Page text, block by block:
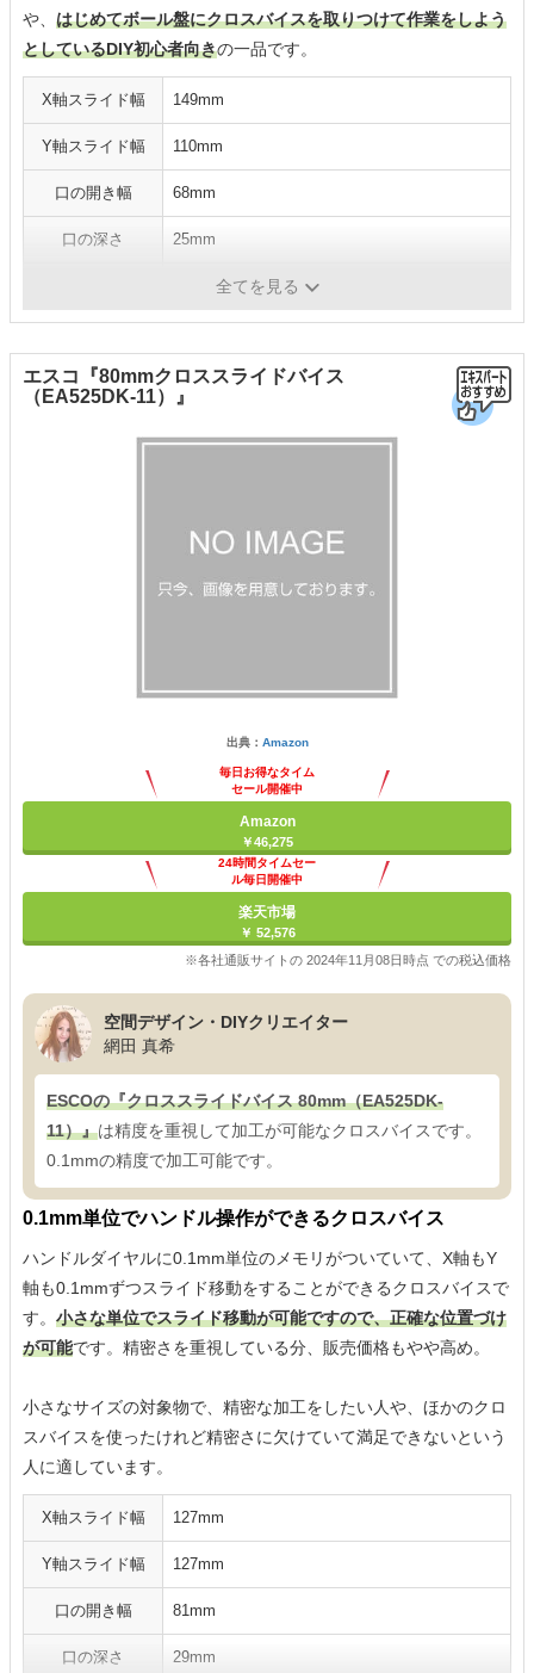
や、 はじめてボール盤にクロスバイスを取りつけて作業をしよう
としているDIY初心者向きの一品です。
X軸スライド幅 149mm
Y軸スライド幅 110mm
口の開き幅 68mm
口の深さ 25mm
全てを見る
エスコ『80mmクロススライドバイス
（EA525DK-11）』
出典： Amazon
毎日お得なタイム
セール開催中
Amazon
￥46,275
24時間タイムセー
ル毎日開催中
楽天市場
￥ 52,576
※各社通販サイトの 2024年11月08日時点 での税込価格
空間デザイン・DIYクリエイター
網田 真希
ESCOの『クロススライドバイス 80mm（EA525DK-
11）』は精度を重視して加工が可能なクロスバイスです。
0.1mmの精度で加工可能です。
0.1mm単位でハンドル操作ができるクロスバイス
ハンドルダイヤルに0.1mm単位のメモリがついていて、X軸もY
軸も0.1mmずつスライド移動をすることができるクロスバイスで
す。 小さな単位でスライド移動が可能ですので、正確な位置づけ
が可能です。精密さを重視している分、販売価格もやや高め。
小さなサイズの対象物で、精密な加工をしたい人や、ほかのクロ
スバイスを使ったけれど精密さに欠けていて満足できないという
人に適しています。
X軸スライド幅 127mm
Y軸スライド幅 127mm
口の開き幅 81mm
口の深さ 29mm